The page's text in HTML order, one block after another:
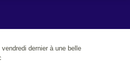
dernier à une belle